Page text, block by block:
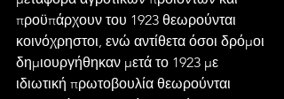
προϋπάρχουν του 1923 θεωρούνται
κοινόχρηστοι, ενώ αντίθετα όσοι δρόμοι
δημιουργήθηκαν μετά το 1923 με
ιδιωτική πρωτοβουλία θεωρούνται